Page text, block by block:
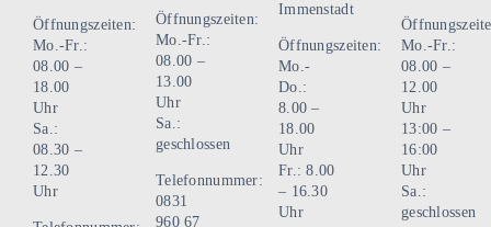
Öffnungszeiten:
Mo.-Fr.:
08.00 –
18.00
Uhr
Sa.:
08.30 –
12.30
Uhr
Öffnungszeiten:
Mo.-Fr.:
08.00 –
13.00
Uhr
Sa.:
geschlossen
Telefonnummer:
0831
960 67
Immenstadt
Öffnungszeiten:
Mo.-
Do.:
8.00 –
18.00
Uhr
Fr.: 8.00
– 16.30
Uhr
Mo.-Fr.:
08.00 –
12.00
Uhr
13:00 –
16:00
Uhr
Sa.:
geschlossen